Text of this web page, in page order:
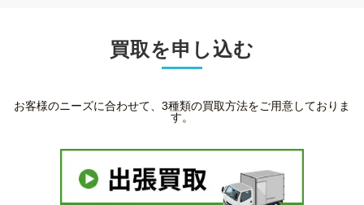
買取を申し込む
お客様のニーズに合わせて、3種類の買取方法をご用意しておりま
す。